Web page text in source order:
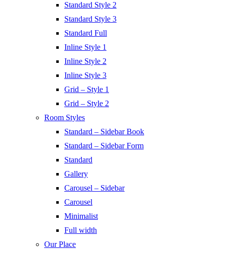
Standard Style 2
Standard Style 3
Standard Full
Inline Style 1
Inline Style 2
Inline Style 3
Grid – Style 1
Grid – Style 2
Room Styles
Standard – Sidebar Book
Standard – Sidebar Form
Standard
Gallery
Carousel – Sidebar
Carousel
Minimalist
Full width
Our Place